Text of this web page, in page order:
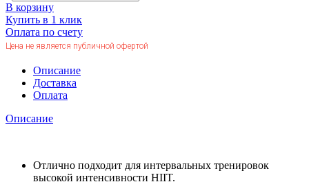
В корзину
Купить в 1 клик
Оплата по счету
Цена не является публичной офертой
Описание
Доставка
Оплата
Описание
Отлично подходит для интервальных тренировок
высокой интенсивности HIIT.